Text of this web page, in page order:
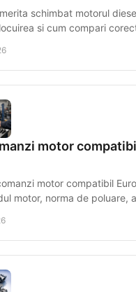
schimbat motorul
si cum compari
motor
motor compatibil
motor, norma de poluare,